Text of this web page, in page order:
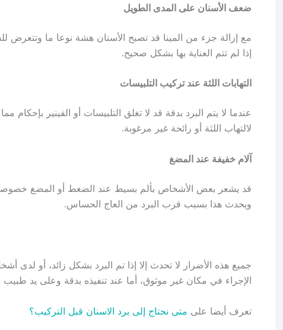
ضعف الأسنان على المدى الطويل
مع إزالة جزء من المينا قد تصبح الأسنان هشة نوعا ما وتتعرض
إذا لم تتم العناية بها بشكل صحيح.
التهابات اللثة عند تركيب التلبيسات
عندما لا يتم البرد بدقة قد لا تغلق التلبيسات أو الفينير بإحكام
لالتهاب اللثة أو رائحة غير مرغوبة.
آلام خفيفة عند المضغ
قد يشعر بعض الأشخاص بألم بسيط عند الضغط أو المضغ خصوصا
ويحدث هذا بسبب قرب البرد من العاج الحساس.
جميع هذه الأضرار لا تحدث إلا إذا تم البرد بشكل زائد، أو لدى
الإجراء في مكان غير موثوق، أما عند تنفيذه بدقة وعلى يد
تعرف أيضا على متى نحتاج إلى برد الاسنان قبل التركيب؟